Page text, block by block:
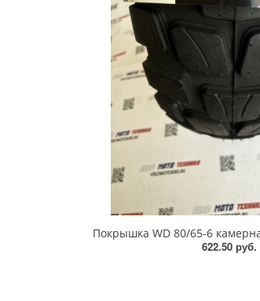
622.50 руб.